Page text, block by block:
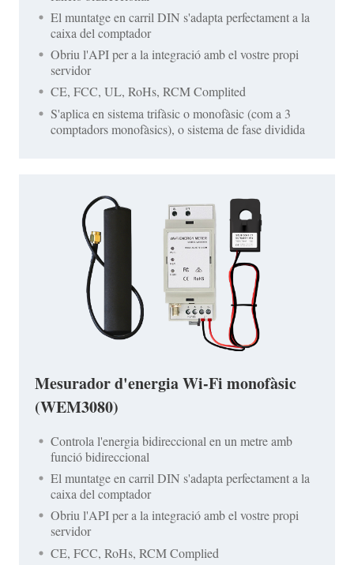
El muntatge en carril DIN s'adapta perfectament a la
caixa del comptador
Obriu l'API per a la integració amb el vostre propi
servidor
CE, FCC, UL, RoHs, RCM Complited
S'aplica en sistema trifàsic o monofàsic (com a 3
comptadors monofàsics), o sistema de fase dividida
Mesurador d'energia Wi-Fi monofàsic
(WEM3080)
Controla l'energia bidireccional en un metre amb
funció bidireccional
El muntatge en carril DIN s'adapta perfectament a la
caixa del comptador
Obriu l'API per a la integració amb el vostre propi
servidor
CE, FCC, RoHs, RCM Complied